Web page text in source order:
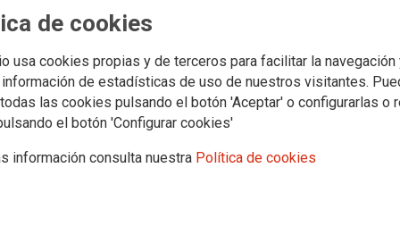
de cookies
usa cookies propias y de terceros para facilitar la navegación
de estadísticas de uso de nuestros visitantes.
las cookies pulsando el botón 'Aceptar' o configurarlas o
el botón 'Configurar cookies'
información consulta nuestra Política de cookies
la situación de
para apoyar a las personas que tienen una vivienda
La primera de esas medidas es una moratoria en el
que se han visto afectadas por la situación. La moratoria
solicitarse a partir del 2 de abril y hasta el 1 de mayo.
y los inquilinos pueden pedir la prórroga del contrato de
por el Covid-19, así como la suspensión de los